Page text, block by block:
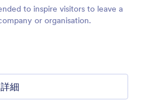
to inspire visitors to leave a
or organisation.
詳細